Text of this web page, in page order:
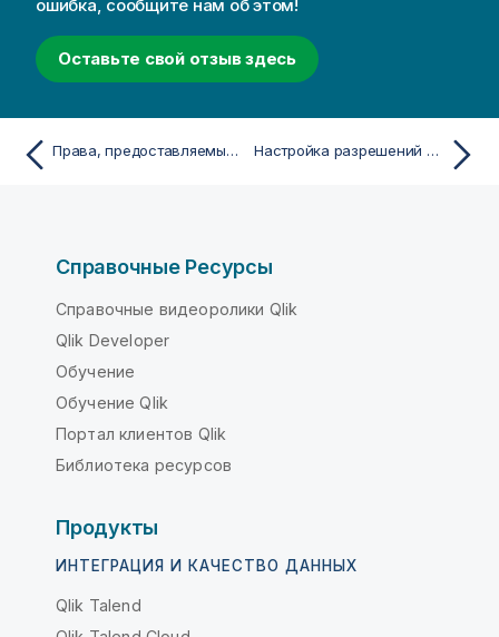
ошибка, сообщите нам об этом!
Оставьте свой отзыв здесь
Права, предоставляемые ролями безопасности Настройка разрешений для таблиц записи
Справочные Ресурсы
Справочные видеоролики Qlik
Qlik Developer
Обучение
Обучение Qlik
Портал клиентов Qlik
Библиотека ресурсов
Продукты
ИНТЕГРАЦИЯ И КАЧЕСТВО ДАННЫХ
Qlik Talend